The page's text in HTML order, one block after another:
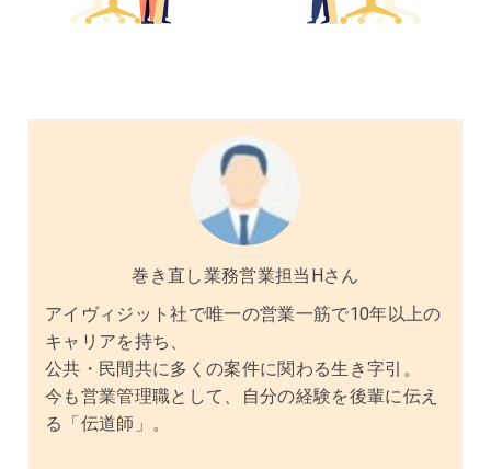
巻き直し業務営業担当Hさん
アイヴィジット社で唯一の営業一筋で10年以上の
キャリアを持ち、
公共・民間共に多くの案件に関わる生き字引。
今も営業管理職として、自分の経験を後輩に伝え
る「伝道師」。